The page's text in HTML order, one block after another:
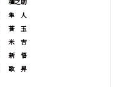
隼
人
莟
玉
米
吉
新
悟
歌
昇